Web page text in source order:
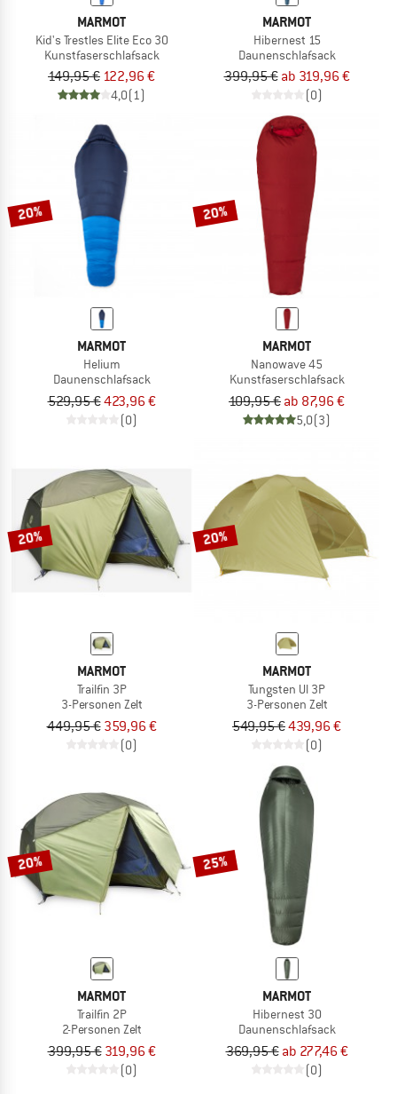
MARMOT
Kid's Trestles Elite Eco 30
Kunstfaserschlafsack
149,95 € 122,96 €
4,0(1)
MARMOT
Hibernest 15
Daunenschlafsack
399,95 € ab 319,96 €
(0)
20%
MARMOT
Helium
Daunenschlafsack
529,95 €423,96 €
(0)
20%
MARMOT
Nanowave 45
Kunstfaserschlafsack
109,95 € ab 87,96 €
5,0(3)
20%
MARMOT
Trailfin 3P
3-Personen Zelt
449,95 € 359,96 €
(0)
20%
MARMOT
Tungsten Ul 3P
3-Personen Zelt
549,95 €439,96 €
(0)
20%
MARMOT
Trailfin 2P
2-Personen Zelt
399,95 € 319,96 €
(0)
25%
MARMOT
Hibernest 30
Daunenschlafsack
369,95 € ab 277,46 €
(0)